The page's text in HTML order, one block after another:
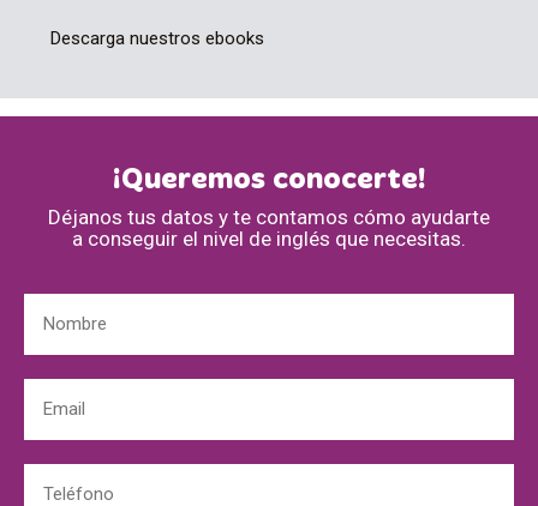
Descarga nuestros ebooks
¡Queremos conocerte!
Déjanos tus datos y te contamos cómo ayudarte
a conseguir el nivel de inglés que necesitas.